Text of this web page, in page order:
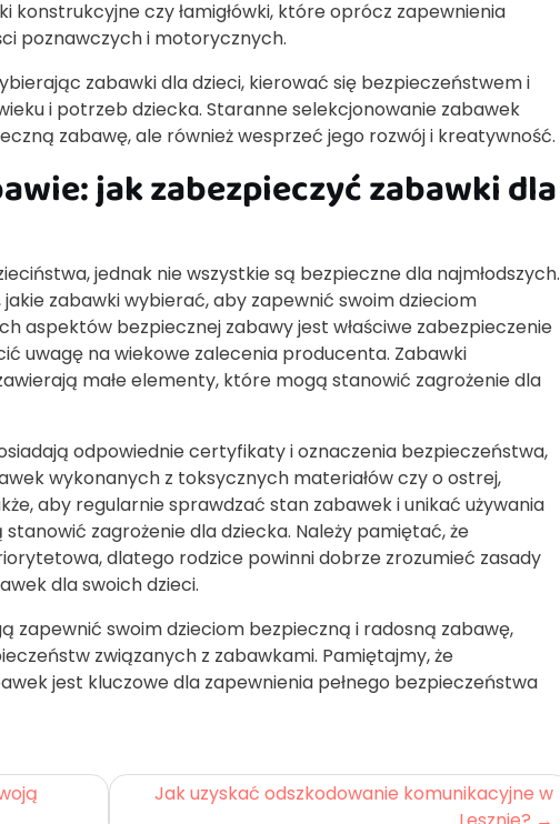
konstrukcyjne czy łamigłówki, które oprócz zapewnienia
poznawczych i motorycznych.
zabawki dla dzieci, kierować się bezpieczeństwem i
i potrzeb dziecka. Staranne selekcjonowanie zabawek
zabawę, ale również wesprzeć jego rozwój i kreatywność.
jak zabezpieczyć zabawki dla
jednak nie wszystkie są bezpieczne dla najmłodszych.
zabawki wybierać, aby zapewnić swoim dzieciom
aspektów bezpiecznej zabawy jest właściwe zabezpieczenie
uwagę na wiekowe zalecenia producenta. Zabawki
małe elementy, które mogą stanowić zagrożenie dla
odpowiednie certyfikaty i oznaczenia bezpieczeństwa,
wykonanych z toksycznych materiałów czy o ostrej,
aby regularnie sprawdzać stan zabawek i unikać używania
zagrożenie dla dziecka. Należy pamiętać, że
dlatego rodzice powinni dobrze zrozumieć zasady
dla swoich dzieci.
zapewnić swoim dzieciom bezpieczną i radosną zabawę,
związanych z zabawkami. Pamiętajmy, że
jest kluczowe dla zapewnienia pełnego bezpieczeństwa
Jak uzyskać odszkodowanie komunikacyjne w